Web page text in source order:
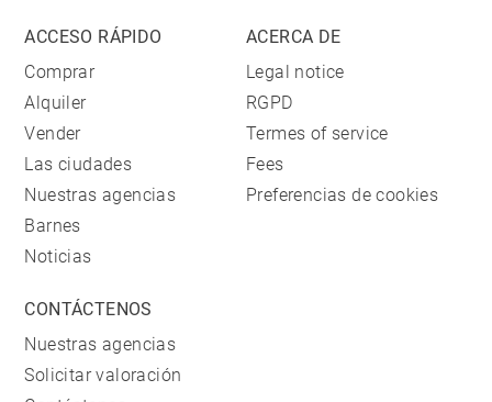
ACCESO RÁPIDO
Comprar
Alquiler
Vender
Las ciudades
Nuestras agencias
Barnes
Noticias
ACERCA DE
Legal notice
RGPD
Termes of service
Fees
Preferencias de cookies
CONTÁCTENOS
Nuestras agencias
Solicitar valoración